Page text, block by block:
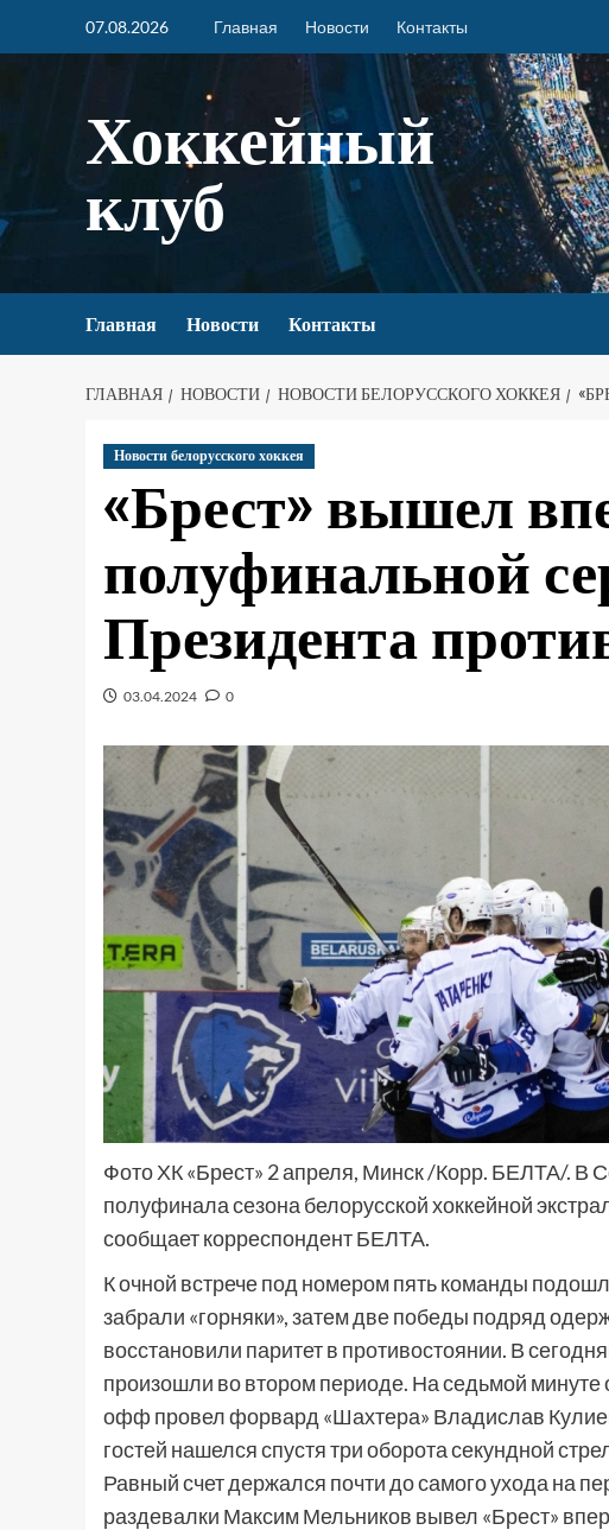
07.08.2026 Главная Новости Контакты
Хоккейный
клуб
Главная Новости Контакты
ГЛАВНАЯ НОВОСТИ НОВОСТИ БЕЛОРУССКОГО ХОККЕЯ
Новости белорусского хоккея
«Брест» вышел
полуфинальной
Президента
03.04.2024 0
Фото ХК «Брест» 2 апреля, Минск /Корр. БЕЛТА/. В
полуфинала сезона белорусской хоккейной
сообщает корреспондент БЕЛТА.
К очной встрече под номером пять команды
забрали «горняки», затем две победы подряд
восстановили паритет в противостоянии. В
произошли во втором периоде. На седьмой
офф провел форвард «Шахтера» Владислав
гостей нашелся спустя три оборота секундной
Равный счет держался почти до самого ухода на
раздевалки Максим Мельников вывел «Брест»